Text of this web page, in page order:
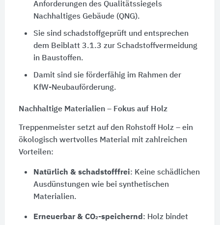
Anforderungen des Qualitätssiegels
Nachhaltiges Gebäude (QNG).
Sie sind schadstoffgeprüft und entsprechen
dem Beiblatt 3.1.3 zur Schadstoffvermeidung
in Baustoffen.
Damit sind sie förderfähig im Rahmen der
KfW-Neubauförderung.
Nachhaltige Materialien – Fokus auf Holz
Treppenmeister setzt auf den Rohstoff Holz – ein
ökologisch wertvolles Material mit zahlreichen
Vorteilen:
Natürlich & schadstofffrei: Keine schädlichen
Ausdünstungen wie bei synthetischen
Materialien.
Erneuerbar & CO₂-speichernd : Holz bindet